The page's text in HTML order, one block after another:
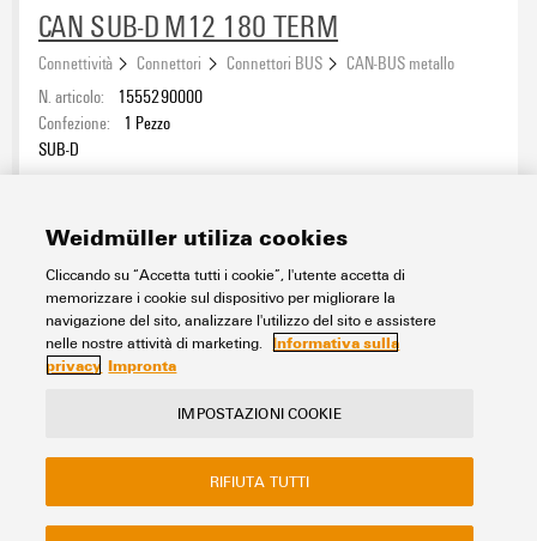
CAN SUB-D M12 180 TERM
Connettività Connettori Connettori BUS
CAN-BUS metallo
N. articolo:
1555290000
Confezione:
1 Pezzo
SUB-D
Aggiungi alla richiesta
1 2
Contatto Il nostro eShop
Impressum
Sito web aziendale Weidmuller
FAQ - Domande frequenti
Weidmüller utiliza cookies
Cliccando su “Accetta tutti i cookie”, l'utente accetta di
memorizzare i cookie sul dispositivo per migliorare la
navigazione del sito, analizzare l'utilizzo del sito e assistere
nelle nostre attività di marketing.
Informativa sulla
privacy Impronta
IMPOSTAZIONI COOKIE
RIFIUTA TUTTI